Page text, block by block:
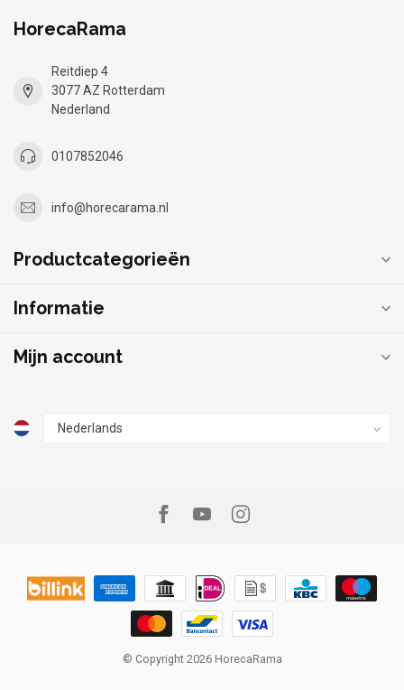
HorecaRama
Reitdiep 4
3077 AZ Rotterdam
Nederland
0107852046
info@horecarama.nl
Productcategorieën
Informatie
Mijn account
© Copyright 2026 HorecaRama